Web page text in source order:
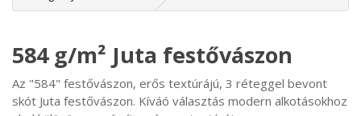
584 g/m² Juta festővászon
Az "584" festővászon, erős textúrájú, 3 réteggel bevont
skót Juta festővászon. Kíváó választás modern alkotásokhoz